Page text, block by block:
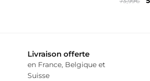
Livraison offerte
en France, Belgique et
Suisse